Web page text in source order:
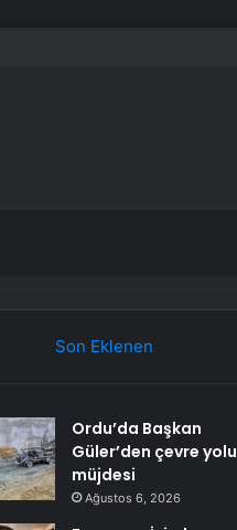
Son Eklenen
Ordu’da Başkan
Güler’den çevre yolu
müjdesi
Ağustos 6, 2026